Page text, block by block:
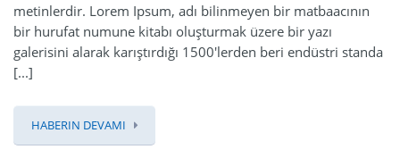
metinlerdir. Lorem Ipsum, adı bilinmeyen bir matbaacının
bir hurufat numune kitabı oluşturmak üzere bir yazı
galerisini alarak karıştırdığı 1500'lerden beri endüstri standa
[...]
HABERIN DEVAMI